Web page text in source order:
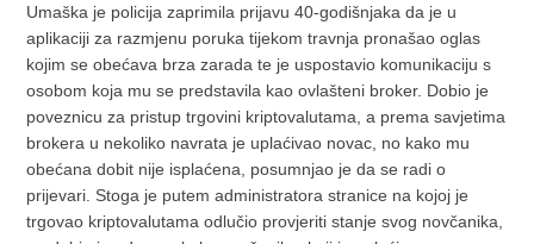
Umaška je policija zaprimila prijavu 40-godišnjaka da je u
aplikaciji za razmjenu poruka tijekom travnja pronašao oglas
kojim se obećava brza zarada te je uspostavio komunikaciju s
osobom koja mu se predstavila kao ovlašteni broker. Dobio je
poveznicu za pristup trgovini kriptovalutama, a prema savjetima
brokera u nekoliko navrata je uplaćivao novac, no kako mu
obećana dobit nije isplaćena, posumnjao je da se radi o
prijevari. Stoga je putem administratora stranice na kojoj je
trgovao kriptovalutama odlučio provjeriti stanje svog novčanika,